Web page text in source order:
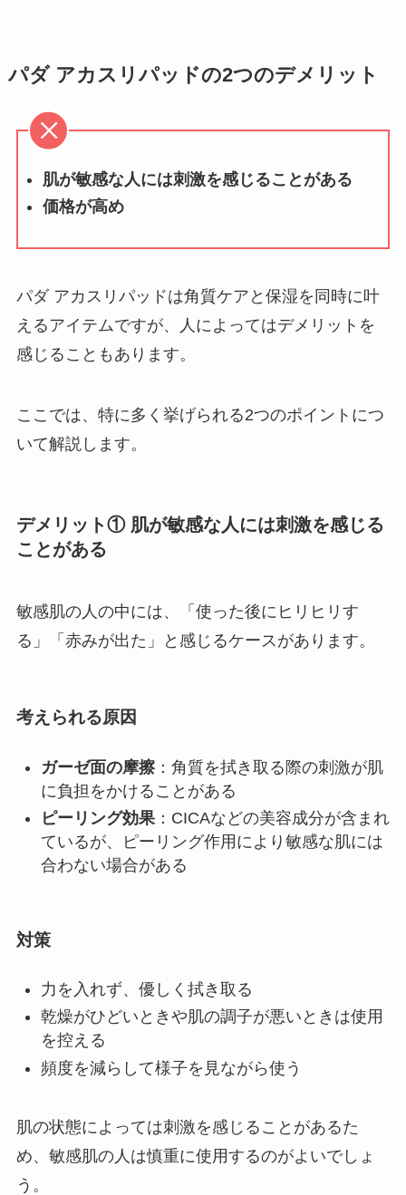
パダ アカスリパッドの2つのデメリット
肌が敏感な人には刺激を感じることがある
価格が高め
パダ アカスリパッドは角質ケアと保湿を同時に叶
えるアイテムですが、人によってはデメリットを
感じることもあります。
ここでは、特に多く挙げられる2つのポイントにつ
いて解説します。
デメリット① 肌が敏感な人には刺激を感じる
ことがある
敏感肌の人の中には、「使った後にヒリヒリす
る」「赤みが出た」と感じるケースがあります。
考えられる原因
ガーゼ面の摩擦：角質を拭き取る際の刺激が肌
に負担をかけることがある
ピーリング効果：CICAなどの美容成分が含まれ
ているが、ピーリング作用により敏感な肌には
合わない場合がある
対策
力を入れず、優しく拭き取る
乾燥がひどいときや肌の調子が悪いときは使用
を控える
頻度を減らして様子を見ながら使う
肌の状態によっては刺激を感じることがあるた
め、敏感肌の人は慎重に使用するのがよいでしょ
う。